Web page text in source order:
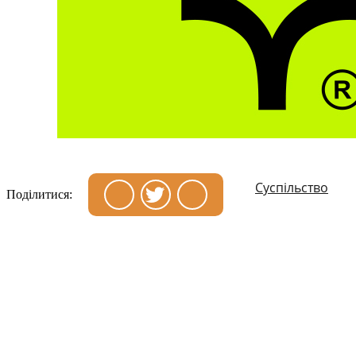
Поділитися: Суспільство